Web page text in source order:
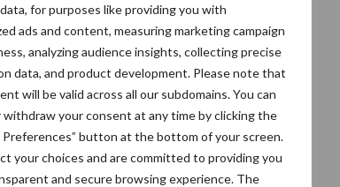
for purposes like providing you with
ads and content, measuring marketing campaign
analyzing audience insights, collecting precise
data, and product development. Please note that
will be valid across all our subdomains. You can
withdraw your consent at any time by clicking the
Preferences” button at the bottom of your screen.
your choices and are committed to providing you
and secure browsing experience. The